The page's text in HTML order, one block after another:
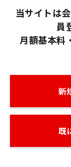
当サイトは
員
月額基本料
新
既